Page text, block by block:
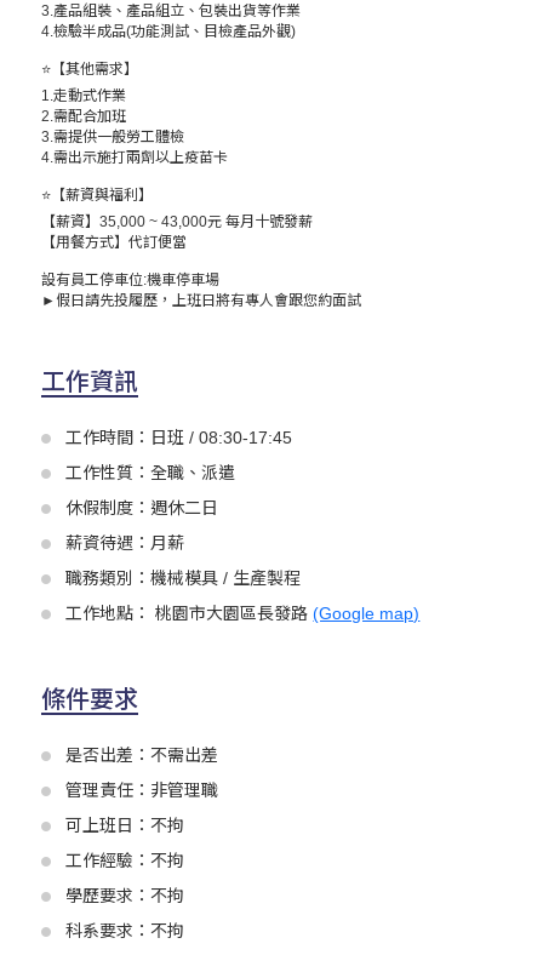
3.產品組裝、產品組立、包裝出貨等作業
4.檢驗半成品(功能測試、目檢產品外觀)
⭐【其他需求】
1.走動式作業
2.需配合加班
3.需提供一般勞工體檢
4.需出示施打兩劑以上疫苗卡
⭐【薪資與福利】
【薪資】35,000 ~ 43,000元 每月十號發薪
【用餐方式】代訂便當
設有員工停車位:機車停車場
►假日請先投履歷，上班日將有專人會跟您約面試
工作資訊
工作時間：日班 / 08:30-17:45
工作性質：全職、派遣
休假制度：週休二日
薪資待遇：月薪
職務類別：機械模具 / 生產製程
工作地點： 桃園市大園區長發路(Google map)
條件要求
是否出差：不需出差
管理責任：非管理職
可上班日：不拘
工作經驗：不拘
學歷要求：不拘
科系要求：不拘